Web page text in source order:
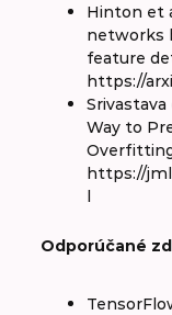
Hinton et
networks
feature
https://
Way to
https://
l
Odporúčané